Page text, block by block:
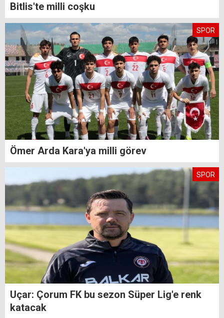
Bitlis'te milli coşku
SPOR
Ömer Arda Kara'ya milli görev
SPOR
Uçar: Çorum FK bu sezon Süper Lig'e renk
katacak